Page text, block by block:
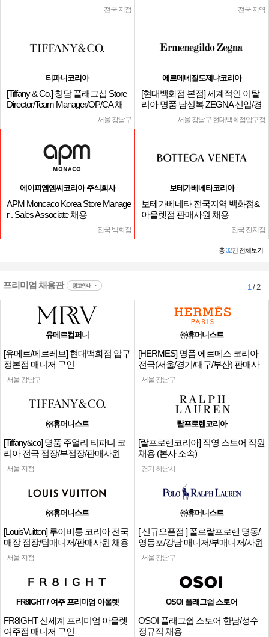
전국 지점 전국 지역
티파니코리아
[Tiffany & Co.] 청담 플래그십 Store
Director/Team Manager/OP/CA 채
서울 강남구
에르메네질도제냐코리아
[현대백화점 본점] 세계적인 이탈
리아 명품 남성복 ZEGNA 신입/경
서울 강남구 현대백화점압구정
에이피엠엠씨코리아 주식회사
APM Moncaco Korea Store Manage
r . Sales Associate 채용
전국 백화점
보테가베네타코리아
보테가베네타 전국지역 백화점&
아울렛점 판매사원 채용
전국 전지점
총32건 전체보기
프리미엄 채용관 광고안내 1/ 2
유메르컴퍼니
[유메르/메르레브] 현대백화점 압구
정본점 매니저 구인
서울 강남구
㈜휴머니스트
[HERMES] 명품 에르메스 코리아
전국(서울/경기/대구/부산) 판매사
원
서울 강남구
㈜휴머니스트
[Tiffany&co] 명품 주얼리 티파니 코
리아 전국 점장/부점장/판매사원
서울 지점
랄프로렌코리아
[랄프로렌코리아] 직영 스토어 직원
채용 (본사 소속)
경기 하남시
㈜휴머니스트
[LouisVuitton] 루이비통 코리아 전국
매장 점장/팀매니저/판매사원 채용
서울 지점
㈜휴머니스트
[ 신규오픈점 ] 폴로랄프로렌 명동/
영등포/강남 매니저/부매니저/사원
서울 강남구
FR8IGHT / 여주 프리미엄 아울렛
FR8IGHT 신세계 프리미엄 아울렛
여주점 매니저 구인
OSOI 플래그쉽 스토어
OSOI 플래그쉽 스토어 한남/성수
정규직 채용